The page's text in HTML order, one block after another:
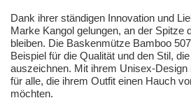
Dank ihrer ständigen Innovation und
Marke Kangol gelungen, an der Spitze
bleiben. Die Baskenmütze Bamboo
Beispiel für die Qualität und den Stil,
auszeichnen. Mit ihrem Unisex-
für alle, die ihrem Outfit einen Hauch
möchten.